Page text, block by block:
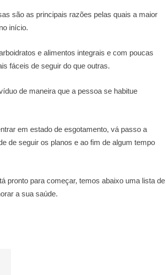
são as principais razões pelas quais a maior
início.
e alimentos integrais e com poucas
fáceis de seguir do que outras.
de maneira que a pessoa se habitue
em estado de esgotamento, vá passo a
de seguir os planos e ao fim de algum tempo
pronto para começar, temos abaixo uma lista de
a sua saúde.